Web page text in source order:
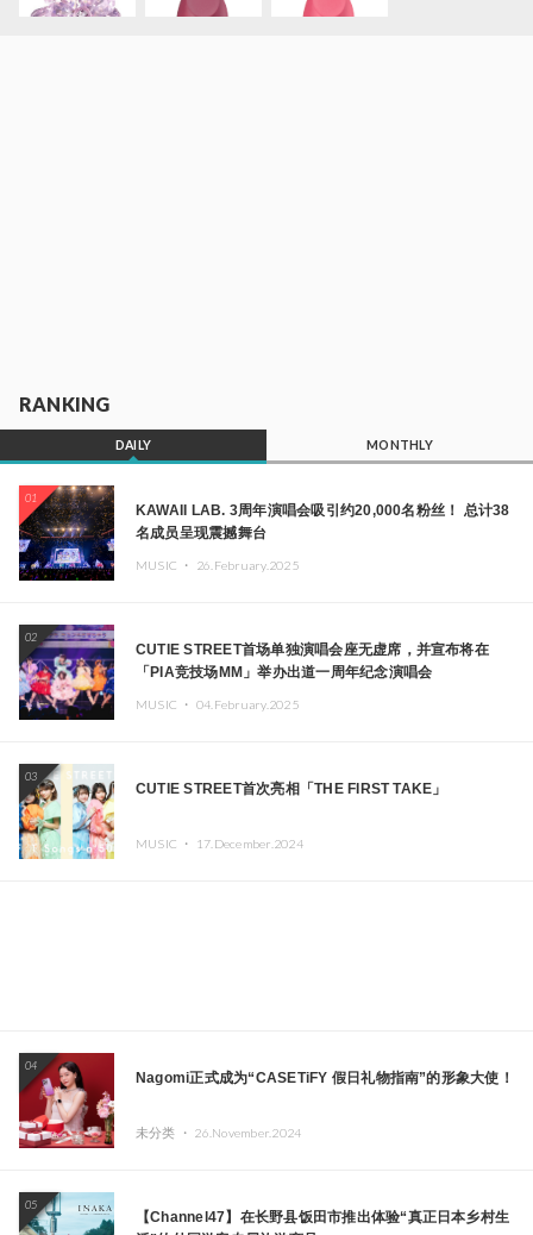
RANKING
DAILY MONTHLY
01
KAWAII LAB. 3周年演唱会吸引约20,000名粉丝！ 总计38
名成员呈现震撼舞台
MUSIC ・ 26.February.2025
02
CUTIE STREET首场单独演唱会座无虚席，并宣布将在
「PIA竞技场MM」举办出道一周年纪念演唱会
MUSIC ・ 04.February.2025
03
CUTIE STREET首次亮相「THE FIRST TAKE」
MUSIC ・ 17.December.2024
04
Nagomi正式成为“CASETiFY 假日礼物指南”的形象大使！
未分类 ・ 26.November.2024
05
【Channel47】在长野县饭田市推出体验“真正日本乡村生